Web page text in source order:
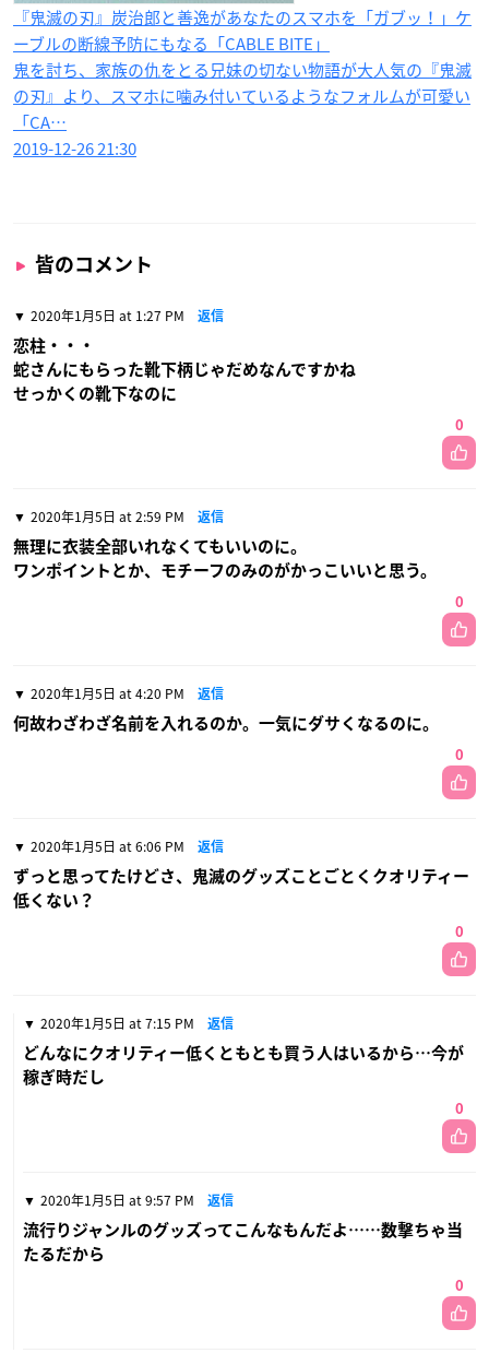
『鬼滅の刃』炭治郎と善逸があなたのスマホを「ガブッ！」ケ
ーブルの断線予防にもなる「CABLE BITE」
鬼を討ち、家族の仇をとる兄妹の切ない物語が大人気の『鬼滅
の刃』より、スマホに噛み付いているようなフォルムが可愛い
「CA…
2019-12-26 21:30
皆のコメント
2020年1月5日 at 1:27 PM 返信
恋柱・・・
蛇さんにもらった靴下柄じゃだめなんですかね
せっかくの靴下なのに
0
2020年1月5日 at 2:59 PM 返信
無理に衣装全部いれなくてもいいのに。
ワンポイントとか、モチーフのみのがかっこいいと思う。
0
2020年1月5日 at 4:20 PM 返信
何故わざわざ名前を入れるのか。一気にダサくなるのに。
0
2020年1月5日 at 6:06 PM 返信
ずっと思ってたけどさ、鬼滅のグッズことごとくクオリティー
低くない？
0
2020年1月5日 at 7:15 PM 返信
どんなにクオリティー低くともとも買う人はいるから…今が
稼ぎ時だし
0
2020年1月5日 at 9:57 PM 返信
流行りジャンルのグッズってこんなもんだよ……数撃ちゃ当
たるだから
0